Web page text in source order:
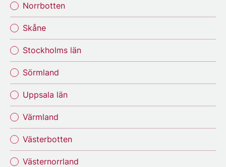
Norrbotten
Skåne
Stockholms län
Sörmland
Uppsala län
Värmland
Västerbotten
Västernorrland